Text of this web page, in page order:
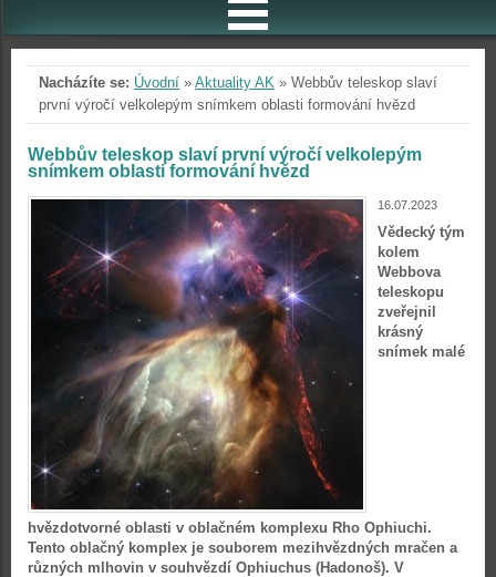
Nacházíte se: Úvodní » Aktuality AK » Webbův teleskop slaví
první výročí velkolepým snímkem oblasti formování hvězd
Webbův teleskop slaví první výročí velkolepým
snímkem oblasti formování hvězd
16.07.2023
Vědecký tým
kolem
Webbova
teleskopu
zveřejnil
krásný
snímek malé
hvězdotvorné oblasti v oblačném komplexu Rho Ophiuchi.
Tento oblačný komplex je souborem mezihvězdných mračen a
různých mlhovin v souhvězdí Ophiuchus (Hadonoš). V